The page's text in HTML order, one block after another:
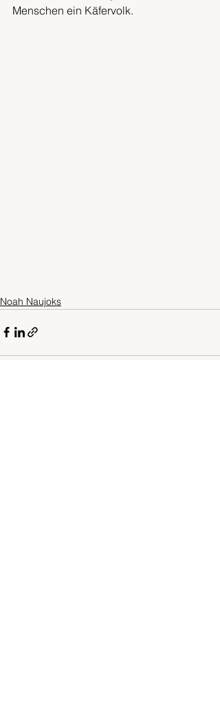
Menschen ein Käfervolk.
Noah Naujoks